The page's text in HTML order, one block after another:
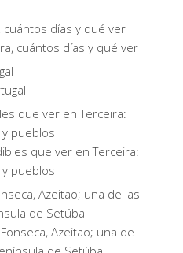
cuántos días y qué ver
que ver en Terceira:
pueblos
Azeitao; una de las
de Setúbal